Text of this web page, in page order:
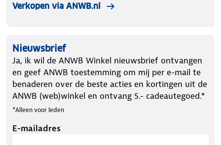
Verkopen via ANWB.nl
Nieuwsbrief
Ja, ik wil de ANWB Winkel nieuwsbrief ontvangen
en geef ANWB toestemming om mij per e-mail te
benaderen over de beste acties en kortingen uit de
ANWB (web)winkel en ontvang 5.- cadeautegoed.*
*Alleen voor leden
E-mailadres